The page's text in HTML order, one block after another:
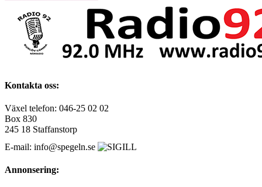
Kontakta oss:
Växel telefon: 046-25 02 02
Box 830
245 18 Staffanstorp
E-mail: info@spegeln.se
Annonsering: